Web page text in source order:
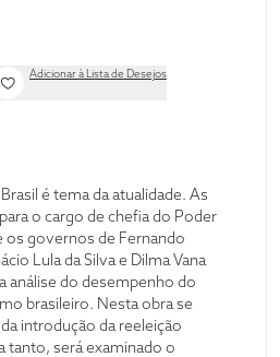
Adicionar à Lista de Desejos
é tema da atualidade. As
o cargo de chefia do Poder
os governos de Fernando
Lula da Silva e Dilma Vana
análise do desempenho do
brasileiro. Nesta obra se
introdução da reeleição
tanto, será examinado o